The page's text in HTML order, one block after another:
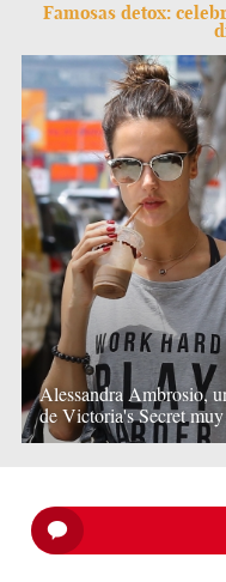
Famosas detox:
Alessandra Ambrosio,
de Victoria's Secret